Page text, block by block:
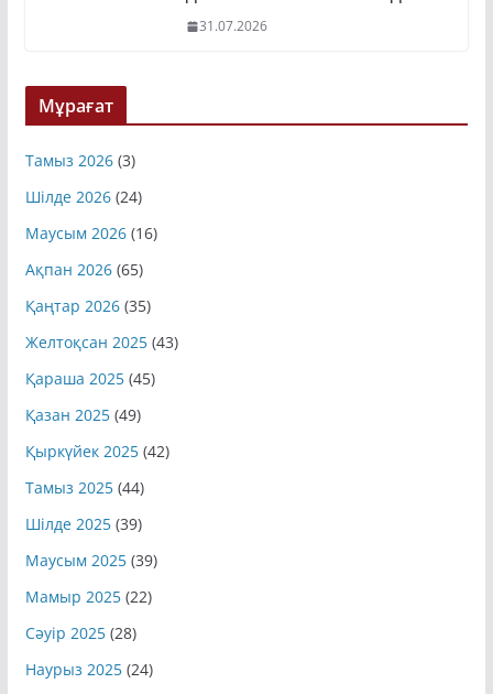
31.07.2026
Мұрағат
Тамыз 2026(3)
Шілде 2026(24)
Маусым 2026(16)
Ақпан 2026(65)
Қаңтар 2026(35)
Желтоқсан 2025(43)
Қараша 2025(45)
Қазан 2025(49)
Қыркүйек 2025(42)
Тамыз 2025(44)
Шілде 2025(39)
Маусым 2025(39)
Мамыр 2025(22)
Сәуір 2025(28)
Наурыз 2025(24)